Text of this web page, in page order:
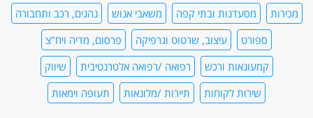
מכירות
מסעדנות ובתי קפה משאבי אנוש
נהגים, רכב ותחבורה
ספורט
עיצוב, שרטוט וגרפיקה
פרסום, מדיה ויח"צ
קמעונאות ורכש
רפואה /רפואה אלטרנטיבית
שיווק
שירות לקוחות
תיירות /מלונאות תעופה וימאות